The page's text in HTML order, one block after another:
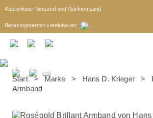
Kostenloser Versand und Rückversand
Beratungstermin vereinbaren:
Start> Marke > Hans D. Krieger>
Armband